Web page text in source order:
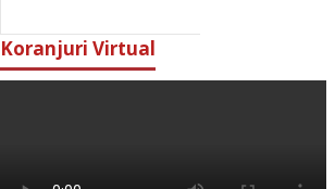
Koranjuri Virtual